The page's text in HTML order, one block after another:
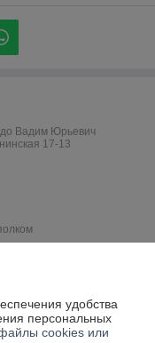
Вадим Юрьевич
17-13
удобства
персональных
cookies или